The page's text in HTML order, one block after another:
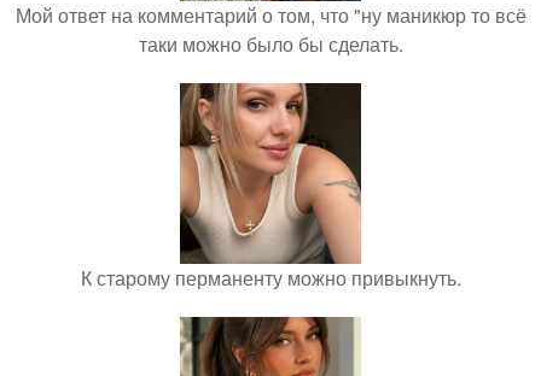
Мой ответ на комментарий о том, что "ну маникюр то всё
таки можно было бы сделать.
К старому перманенту можно привыкнуть.